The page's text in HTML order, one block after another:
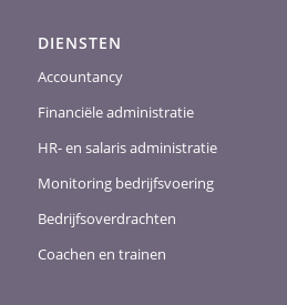
DIENSTEN
Accountancy
Financiële administratie
HR- en salaris administratie
Monitoring bedrijfsvoering
Bedrijfsoverdrachten
Coachen en trainen